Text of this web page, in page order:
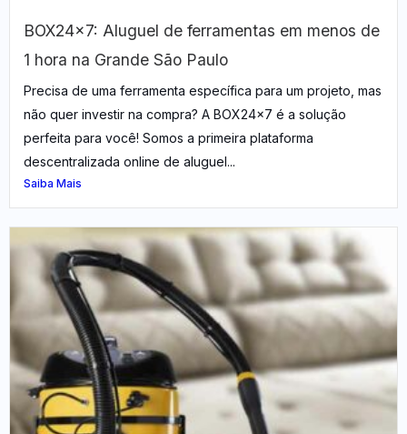
BOX24x7: Aluguel de ferramentas em menos de
1 hora na Grande São Paulo
Precisa de uma ferramenta específica para um projeto, mas
não quer investir na compra? A BOX24x7 é a solução
perfeita para você! Somos a primeira plataforma
descentralizada online de aluguel...
Saiba Mais